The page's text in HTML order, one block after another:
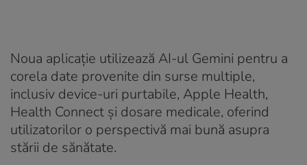
Noua aplicație utilizează AI-ul Gemini pentru a
corela date provenite din surse multiple,
inclusiv device-uri purtabile, Apple Health,
Health Connect și dosare medicale, oferind
utilizatorilor o perspectivă mai bună asupra
stării de sănătate.